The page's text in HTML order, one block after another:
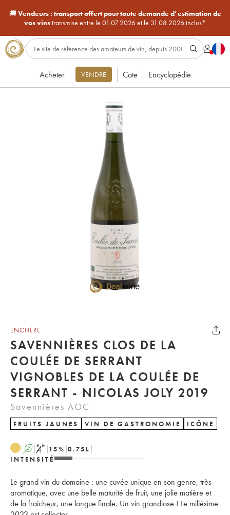
🚚Vendeurs : transport offert pour toute demande d’estimation de
vos vinstransmise entre le 01.07.2026 et le 31.08.2026 inclus*
Acheter VENDRE Cote Encyclopédie
ENCHÈRE
SAVENNIÈRES CLOS DE LA
COULÉE DE SERRANT
VIGNOBLES DE LA COULÉE DE
SERRANT - NICOLAS JOLY 2019
Savennières AOC
FRUITS JAUNES VIN DE GASTRONOMIE ICÔNE
A S 15% 0.75 L
INTENSITÉ
Le grand vin du domaine : une cuvée unique en son genre, très
aromatique, avec une belle maturité de fruit, une jolie matière et
de la fraîcheur, une longue finale. Un vin grandiose ! Le millésime